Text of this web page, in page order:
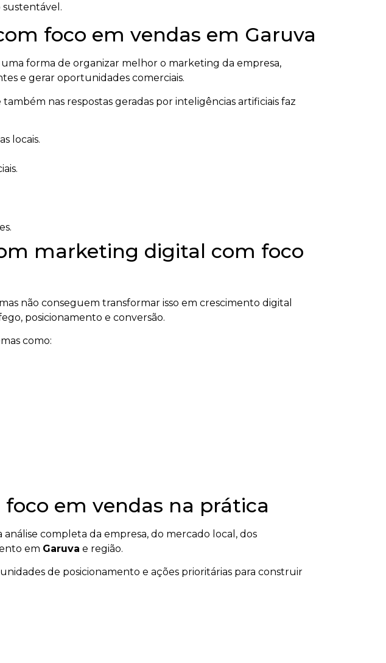
sustentável.
foco em vendas em Garuva
forma de organizar melhor o marketing da empresa,
e gerar oportunidades comerciais.
nas respostas geradas por inteligências artificiais faz
locais.
marketing digital com foco
não conseguem transformar isso em crescimento digital
posicionamento e conversão.
como:
em vendas na prática
completa da empresa, do mercado local, dos
em Garuva e região.
de posicionamento e ações prioritárias para construir